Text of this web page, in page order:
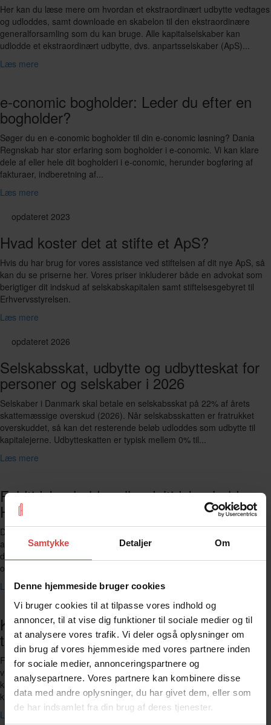
Samtykke Detaljer Om
Denne hjemmeside bruger cookies
Vi bruger cookies til at tilpasse vores indhold og
annoncer, til at vise dig funktioner til sociale medier og til
at analysere vores trafik. Vi deler også oplysninger om
din brug af vores hjemmeside med vores partnere inden
for sociale medier, annonceringspartnere og
analysepartnere. Vores partnere kan kombinere disse
data med andre oplysninger, du har givet dem, eller som
de har indsamlet fra din brug af deres tjenester.
Her kan du læse mere om hvordan et ekstraordinært udbytte vedtages
og udloddes, samt downloade en skabelon til den ekstraordinære
generalforsamling som du kan bruge. Alle kapitalselskaber kan
udlodde et ekstraordinært udbytte, dvs. anpartsselskaber (ApS)...
Læs mere
e-conomic bogholder: Leder du efter en
bogholder?
Søger du en e-conomic bogholder til din e-conomic løsning? Dania
Regnskab har stor erfaring som bogholder i e-conomic. Vi kan klare
dele af eller hele dit bogholderi i e-conomic, herunder bogføring af
fakturaer, indberetning af...
Læs mere
opdateret 2023
Hvad koster det at stifte et ApS?
Hvis du har brug for vores assistance ved stiftelsen af dit nye ApS, så
kan du se priserne her. Vores priser inkluderer både en advokat som
berigtiger dit indskud af selskabskapitalen samt stiftelsesgebyret til
Erhvervsstyrelsen.
Læs mere
opdateret 2026
Selskabsskat, udbytte og udbytteskat for
personer og selskaber i 2026
Selskaber i Danmark skal betale en selskabsskat på 22% af årets
skattemæssige overskud (2026). Når selskabsskatten er fratrukket
overskuddet, så kan det resterende beløb udloddes som udbytte til
kapitalejerne. Udbytteskatten er typisk mellem 0% til...
Læs mere
Fuldtidsbogholder eller deltidsbogholder:
Hvad tilbyder vi større virksomheder?
Du kan leje en fuldtidsbogholder eller en deltidsbogholder af os, alt
afhængig af dine behov. Vi definerer “større virksomheder” som dem,
der har mere end 20 timers bogføring per måned (20 timer og
opefter).
Læs mere
Kan du fratrække kørsel fra din bopæl og
til din virksomhed? (befordringsfradrag)
For at afgøre om du kan trække din kørsel fra din bopæl til din
virksomhed fra i din skattepligtige indkomst (denne type skattefradrag
kaldes for "befordringsfradrag"), så beregnes det samlede antal kørte
kilometer, som du...
Læs mere